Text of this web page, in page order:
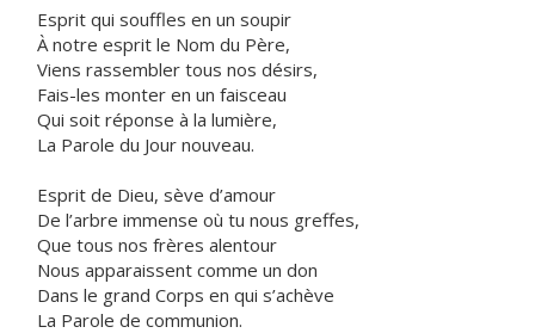
Esprit qui souffles en un soupir
À notre esprit le Nom du Père,
Viens rassembler tous nos désirs,
Fais-les monter en un faisceau
Qui soit réponse à la lumière,
La Parole du Jour nouveau.
Esprit de Dieu, sève d’amour
De l’arbre immense où tu nous greffes,
Que tous nos frères alentour
Nous apparaissent comme un don
Dans le grand Corps en qui s’achève
La Parole de communion.